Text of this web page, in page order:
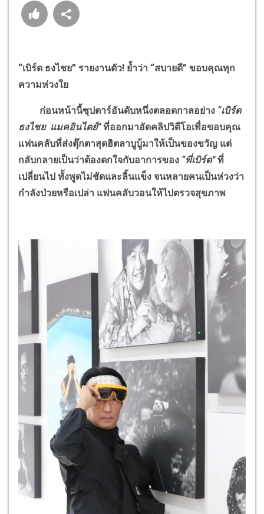
“เบิร์ด ธงไชย” รายงานตัว! ย้ำว่า “สบายดี” ขอบคุณทุก
ความห่วงใย
ก่อนหน้านี้ซุปตาร์อันดับหนึ่งตลอดกาลอย่าง “เบิร์ด
ธงไชย แมคอินไตย์”ที่ออกมาอัดคลิปวิดีโอเพื่อขอบคุณ
แฟนคลับที่ส่งตุ๊กตาสุดฮิตลาบูบู้มาให้เป็นของขวัญ แต่
กลับกลายเป็นว่าต้องตกใจกับอาการของ “พี่เบิร์ด”ที่
เปลี่ยนไป ทั้งพูดไม่ชัดและลิ้นแข็ง จนหลายคนเป็นห่วงว่า
กำลังป่วยหรือเปล่า แฟนคลับวอนให้ไปตรวจสุขภาพ